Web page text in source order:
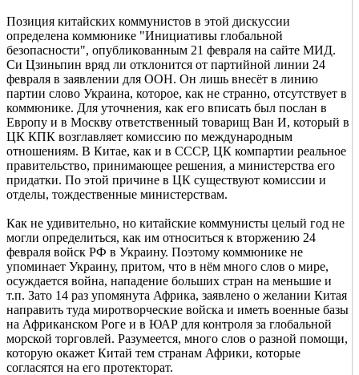
Позиция китайских коммунистов в этой дискуссии
определена коммюнике "Инициативы глобальной
безопасности", опубликованным 21 февраля на сайте МИД.
Си Цзиньпин вряд ли отклонится от партийной линии 24
февраля в заявлении для ООН. Он лишь внесёт в линию
партии слово Украина, которое, как не странно, отсутствует в
коммюнике. Для уточнения, как его вписать был послан в
Европу и в Москву ответственный товарищ Ван И, который в
ЦК КПК возглавляет комиссию по международным
отношениям. В Китае, как и в СССР, ЦК компартии реальное
правительство, принимающее решения, а министерства его
придатки. По этой причине в ЦК существуют комиссии и
отделы, тождественные министерствам.
Как не удивительно, но китайские коммунисты целый год не
могли определиться, как им относиться к вторжению 24
февраля войск РФ в Украину. Поэтому коммюнике не
упоминает Украину, притом, что в нём много слов о мире,
осуждается война, нападение больших стран на меньшие и
т.п. Зато 14 раз упомянута Африка, заявлено о желании Китая
направить туда миротворческие войска и иметь военные базы
на Африканском Роге и в ЮАР для контроля за глобальной
морской торговлей. Разумеется, много слов о разной помощи,
которую окажет Китай тем странам Африки, которые
согласятся на его протекторат.